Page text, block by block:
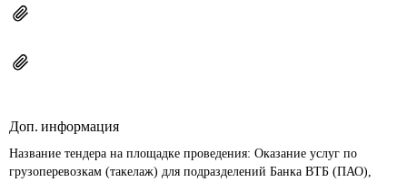
Доп. информация
Название тендера на площадке проведения: Оказание услуг по
грузоперевозкам (такелаж) для подразделений Банка ВТБ (ПАО),